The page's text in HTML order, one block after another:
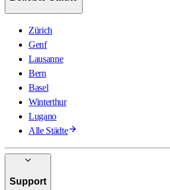
Zürich
Genf
Lausanne
Bern
Basel
Winterthur
Lugano
Alle Städte
Support